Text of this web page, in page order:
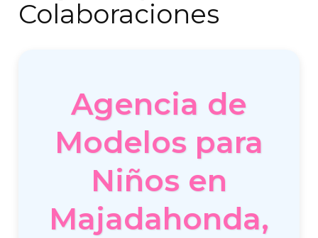
Colaboraciones
Agencia de
Modelos para
Niños en
Majadahonda,